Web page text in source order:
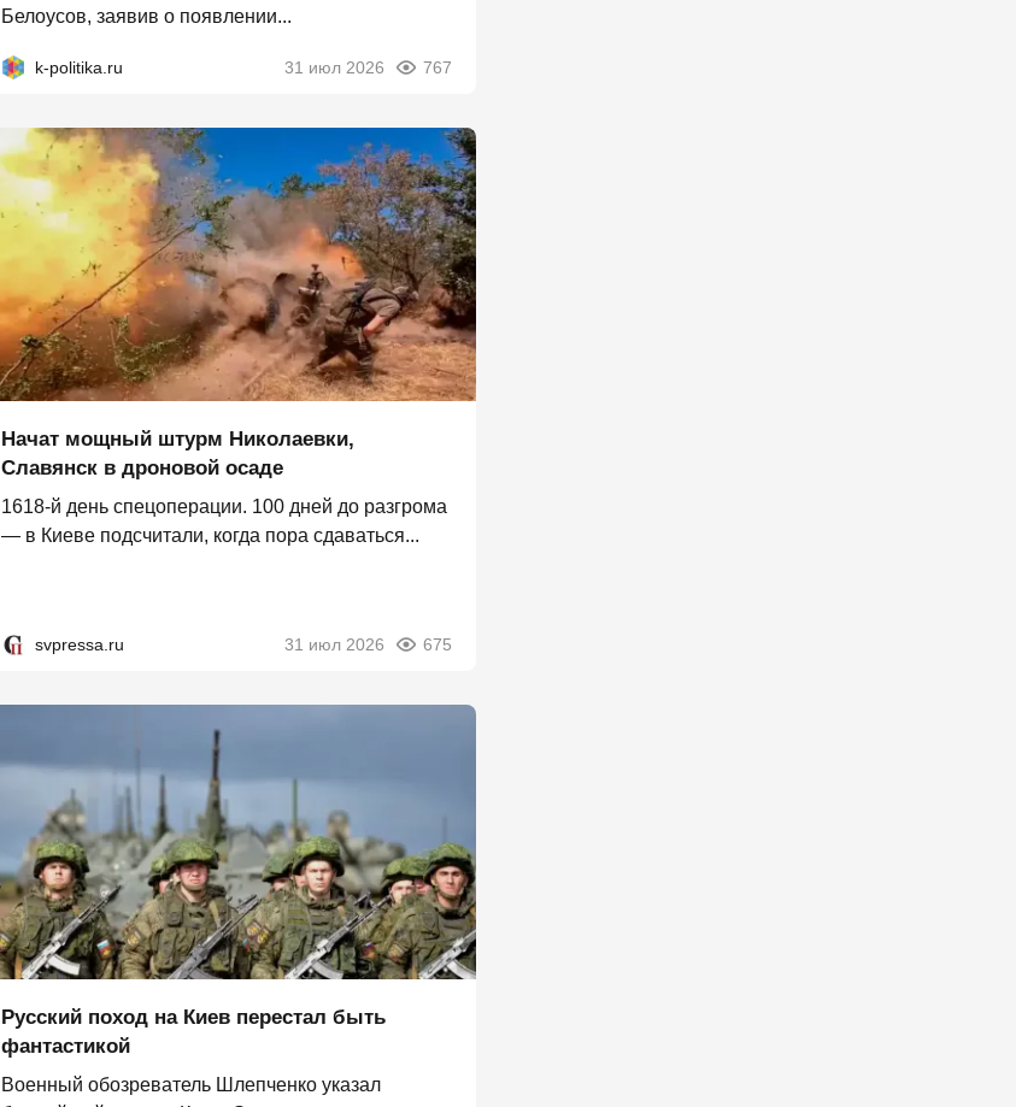
Белоусов, заявив о появлении...
k-politika.ru 31 июл 2026 767
Начат мощный штурм Николаевки,
Славянск в дроновой осаде
1618-й день спецоперации. 100 дней до разгрома
— в Киеве подсчитали, когда пора сдаваться...
svpressa.ru 31 июл 2026 675
Русский поход на Киев перестал быть
фантастикой
Военный обозреватель Шлепченко указал